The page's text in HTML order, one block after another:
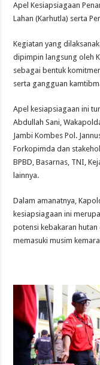
Apel Kesiapsiagaan
Lahan (Karhutla) serta
Kegiatan yang
dipimpin langsung oleh
sebagai bentuk
serta gangguan
Apel kesiapsiagaan ini
Abdullah Sani,
Jambi Kombes Pol.
Forkopimda dan
BPBD, Basarnas, TNI,
lainnya.
Dalam amanatnya,
kesiapsiagaan ini
potensi kebakaran
memasuki musim